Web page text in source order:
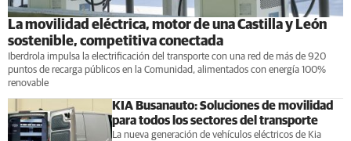
La movilidad eléctrica, motor de una Castilla y León
sostenible, competitiva conectada
Iberdrola impulsa la electrificación del transporte con una red de más de 920
puntos de recarga públicos en la Comunidad, alimentados con energía 100%
renovable
KIA Busanauto: Soluciones de movilidad
para todos los sectores del transporte
La nueva generación de vehículos eléctricos de Kia